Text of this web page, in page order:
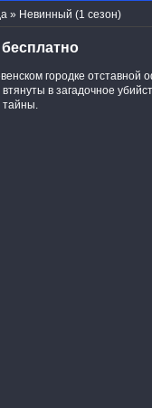
» Невинный (1 сезон)
городке отставной
в загадочное